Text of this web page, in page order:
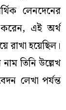
লেনদেনের
এই অর্থ
রাখা হয়েছিল।
তিনি উল্লেখ
লেখা পর্যন্ত